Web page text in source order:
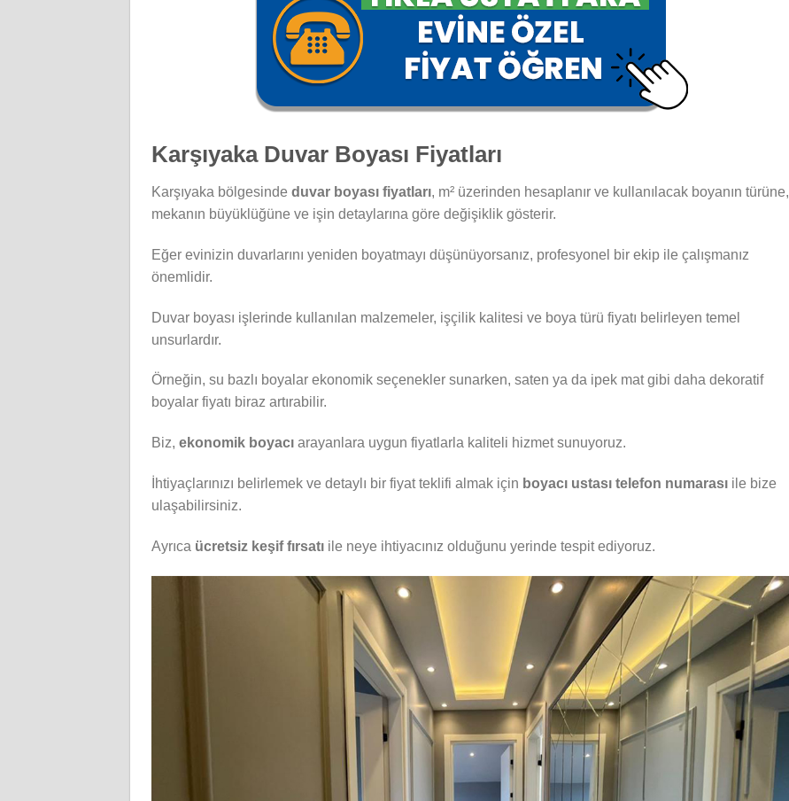
Karşıyaka Duvar Boyası Fiyatları
Karşıyaka bölgesinde duvar boyası fiyatları, m² üzerinden hesaplanır ve kullanılacak boyanın türüne,
mekanın büyüklüğüne ve işin detaylarına göre değişiklik gösterir.
Eğer evinizin duvarlarını yeniden boyatmayı düşünüyorsanız, profesyonel bir ekip ile çalışmanız
önemlidir.
Duvar boyası işlerinde kullanılan malzemeler, işçilik kalitesi ve boya türü fiyatı belirleyen temel
unsurlardır.
Örneğin, su bazlı boyalar ekonomik seçenekler sunarken, saten ya da ipek mat gibi daha dekoratif
boyalar fiyatı biraz artırabilir.
Biz, ekonomik boyacı arayanlara uygun fiyatlarla kaliteli hizmet sunuyoruz.
İhtiyaçlarınızı belirlemek ve detaylı bir fiyat teklifi almak için boyacı ustası telefon numarası ile bize
ulaşabilirsiniz.
Ayrıca ücretsiz keşif fırsatı ile neye ihtiyacınız olduğunu yerinde tespit ediyoruz.